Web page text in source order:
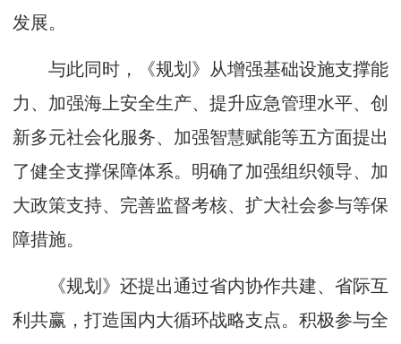
发展。
与此同时，《规划》从增强基础设施支撑能
力、加强海上安全生产、提升应急管理水平、创
新多元社会化服务、加强智慧赋能等五方面提出
了健全支撑保障体系。明确了加强组织领导、加
大政策支持、完善监督考核、扩大社会参与等保
障措施。
《规划》还提出通过省内协作共建、省际互
利共赢，打造国内大循环战略支点。积极参与全